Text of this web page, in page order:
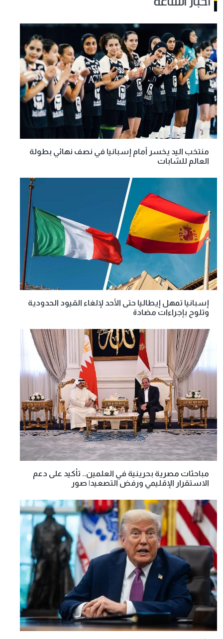
منتخب اليد يخسر أمام إسبانيا في نصف نهائي بطولة
العالم للشابات
إسبانيا تمهل إيطاليا حتى الأحد لإلغاء القيود الحدودية
وتلوح بإجراءات مضادة
مباحثات مصرية بحرينية في العلمين.. تأكيد على دعم
الاستقرار الإقليمي ورفض التصعيد| صور